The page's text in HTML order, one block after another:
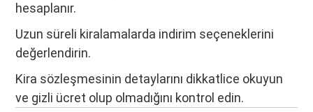
hesaplanır.
Uzun süreli kiralamalarda indirim seçeneklerini
değerlendirin.
Kira sözleşmesinin detaylarını dikkatlice okuyun
ve gizli ücret olup olmadığını kontrol edin.